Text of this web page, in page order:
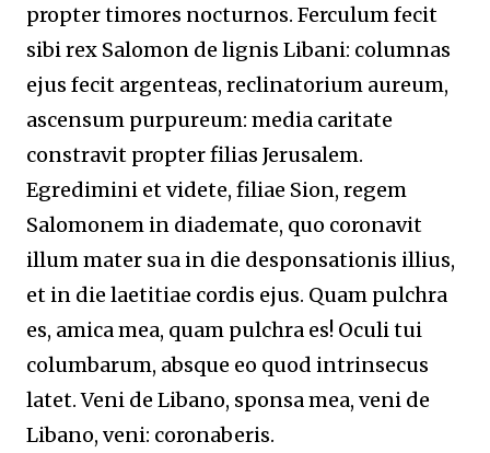
propter timores nocturnos. Ferculum fecit
sibi rex Salomon de lignis Libani: columnas
ejus fecit argenteas, reclinatorium aureum,
ascensum purpureum: media caritate
constravit propter filias Jerusalem.
Egredimini et videte, filiae Sion, regem
Salomonem in diademate, quo coronavit
illum mater sua in die desponsationis illius,
et in die laetitiae cordis ejus. Quam pulchra
es, amica mea, quam pulchra es! Oculi tui
columbarum, absque eo quod intrinsecus
latet. Veni de Libano, sponsa mea, veni de
Libano, veni: coronaberis.